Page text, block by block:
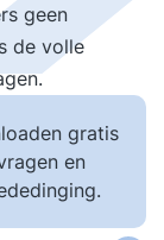
geen
de volle
gratis
en